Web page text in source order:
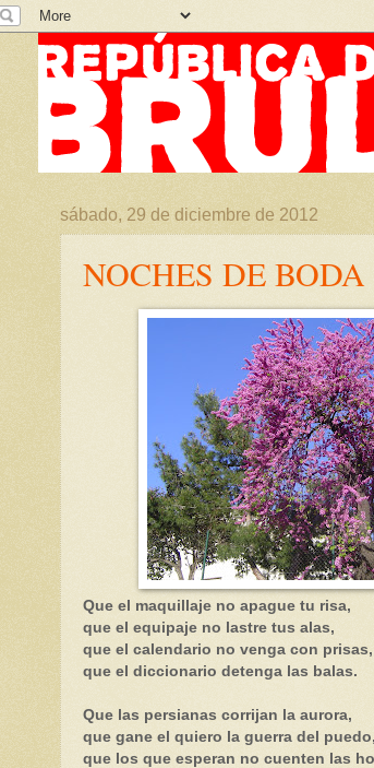
sábado, 29 de diciembre de 2012
NOCHES DE BODA
Que el maquillaje no apague tu risa,
que el equipaje no lastre tus alas,
que el calendario no venga con prisas,
que el diccionario detenga las balas.
Que las persianas corrijan la aurora,
que gane el quiero la guerra del puedo,
que los que esperan no cuenten las